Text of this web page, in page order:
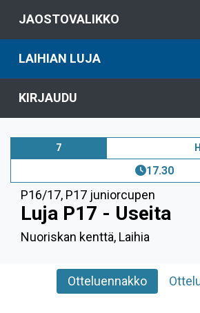
JAOSTOVALIKKO
LAIHIAN LUJA
KIRJAUDU
7
17.30
P16/17, P17 juniorcupen
Luja P17 - Useita
Nuoriskan kenttä, Laihia
Otteluennakko